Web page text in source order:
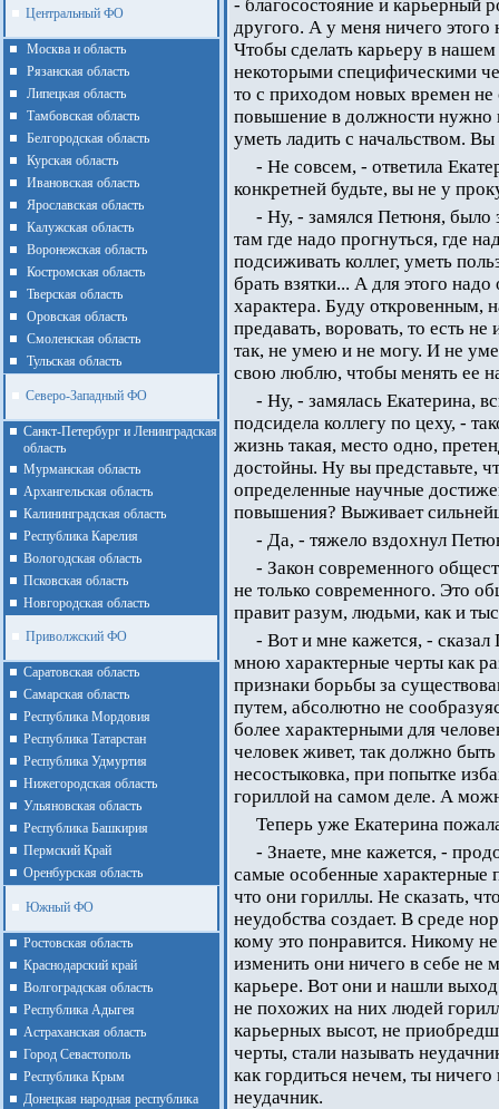
Центральный ФО
Москва и область
Рязанская область
Липецкая область
Тамбовская область
Белгородская область
Курская область
Ивановская область
Ярославская область
Калужская область
Воронежская область
Костромская область
Тверская область
Оровская область
Смоленская область
Тульская область
Северо-Западный ФО
Санкт-Петербург и Ленинградская
область
Мурманская область
Архангельская область
Калининградская область
Республика Карелия
Вологодская область
Псковская область
Новгородская область
Приволжский ФО
Cаратовская область
Cамарская область
Республика Мордовия
Республика Татарстан
Республика Удмуртия
Нижегородская область
Ульяновская область
Республика Башкирия
Пермский Край
Оренбурская область
Южный ФО
Ростовская область
Краснодарский край
Волгоградская область
Республика Адыгея
Астраханская область
Город Севастополь
Республика Крым
Донецкая народная республика
- благосостояние и карьерный
другого. А у меня ничего этого
Чтобы сделать карьеру в
некоторыми специфическими
то с приходом новых времен
повышение в должности нужно
уметь ладить с начальством.
- Не совсем, - ответила
конкретней будьте, вы не у
- Ну, - замялся Петюня, было
там где надо прогнуться, где
подсиживать коллег, уметь
брать взятки... А для этого
характера. Буду откровенным,
предавать, воровать, то есть
так, не умею и не могу. И не
свою люблю, чтобы менять ее
- Ну, - замялась Екатерина,
подсидела коллегу по цеху, -
жизнь такая, место одно,
достойны. Ну вы представьте,
определенные научные
повышения? Выживает
- Да, - тяжело вздохнул
- Закон современного
не только современного. Это
правит разум, людьми, как и
- Вот и мне кажется, -
мною характерные черты как
признаки борьбы за
путем, абсолютно не
более характерными для
человек живет, так должно
несостыковка, при попытке
гориллой на самом деле. А
Теперь уже Екатерина
- Знаете, мне кажется, -
самые особенные характерные
что они гориллы. Не сказать,
неудобства создает. В среде
кому это понравится. Никому
изменить они ничего в себе не
карьере. Вот они и нашли
не похожих на них людей
карьерных высот, не
черты, стали называть
как гордиться нечем, ты
неудачник.